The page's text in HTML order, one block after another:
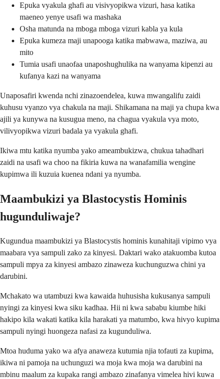
Epuka vyakula ghafi au visivyopikwa vizuri, hasa katika
maeneo yenye usafi wa mashaka
Osha matunda na mboga mboga vizuri kabla ya kula
Epuka kumeza maji unapooga katika mabwawa, maziwa, au
mito
Tumia usafi unaofaa unaposhughulika na wanyama kipenzi au
kufanya kazi na wanyama
Unaposafiri kwenda nchi zinazoendelea, kuwa mwangalifu zaidi
kuhusu vyanzo vya chakula na maji. Shikamana na maji ya chupa kwa
ajili ya kunywa na kusugua meno, na chagua vyakula vya moto,
vilivyopikwa vizuri badala ya vyakula ghafi.
Ikiwa mtu katika nyumba yako ameambukizwa, chukua tahadhari
zaidi na usafi wa choo na fikiria kuwa na wanafamilia wengine
kupimwa ili kuzuia kuenea ndani ya nyumba.
Maambukizi ya Blastocystis Hominis
hugunduliwaje?
Kugundua maambukizi ya Blastocystis hominis kunahitaji vipimo vya
maabara vya sampuli zako za kinyesi. Daktari wako atakuomba kutoa
sampuli mpya za kinyesi ambazo zinaweza kuchunguzwa chini ya
darubini.
Mchakato wa utambuzi kwa kawaida huhusisha kukusanya sampuli
nyingi za kinyesi kwa siku kadhaa. Hii ni kwa sababu kiumbe hiki
hakipo kila wakati katika kila harakati ya matumbo, kwa hivyo kupima
sampuli nyingi huongeza nafasi za kugunduliwa.
Mtoa huduma yako wa afya anaweza kutumia njia tofauti za kupima,
ikiwa ni pamoja na uchunguzi wa moja kwa moja wa darubini na
mbinu maalum za kupaka rangi ambazo zinafanya vimelea hivi kuwa